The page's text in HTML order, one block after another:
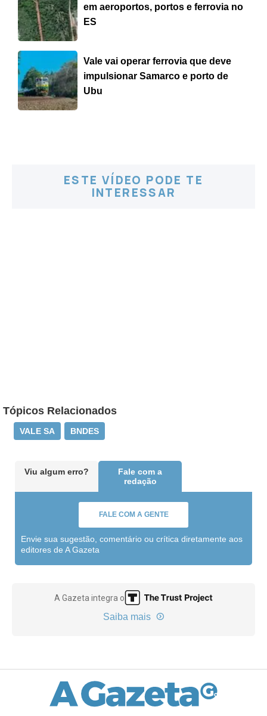
em aeroportos, portos e ferrovia no
ES
Vale vai operar ferrovia que deve
impulsionar Samarco e porto de
Ubu
ESTE VÍDEO PODE TE
INTERESSAR
Tópicos Relacionados
VALE SA BNDES
Viu algum erro?
Fale com a
redação
FALE COM A GENTE
Envie sua sugestão, comentário ou crítica diretamente aos
editores de A Gazeta
A Gazeta integra o
Saiba mais